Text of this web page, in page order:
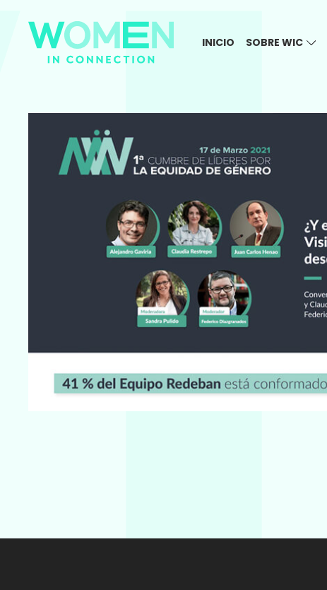
INICIO SOBRE WIC